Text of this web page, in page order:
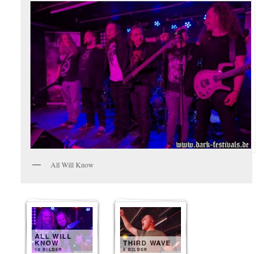
All Will Know
ALL WILL
KNOW
10 BILDER
THIRD WAVE
9 BILDER